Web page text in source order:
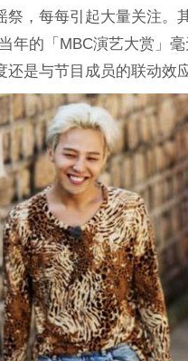
祭，每每引起大量关注。
年的「MBC演艺大赏」
是与节目成员的联动效